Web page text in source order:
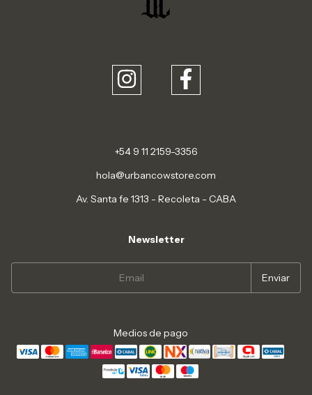
+54 9 11 2159-3356
hola@urbancowstore.com
Av. Santa fe 1313 - Recoleta - CABA
Newsletter
Medios de pago